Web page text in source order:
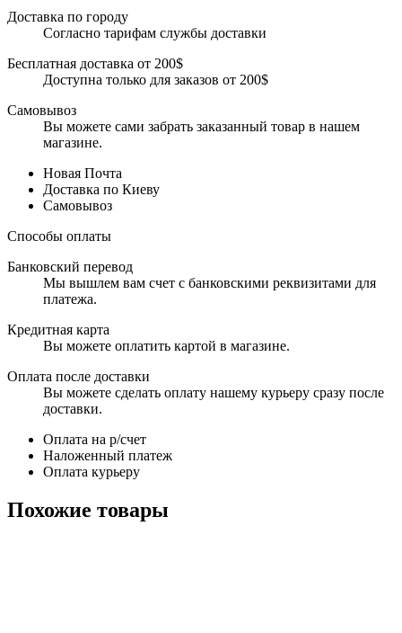
Доставка по городу
Согласно тарифам службы доставки
Бесплатная доставка от 200$
Доступна только для заказов от 200$
Самовывоз
Вы можете сами забрать заказанный товар в нашем
магазине.
Новая Почта
Доставка по Киеву
Самовывоз
Способы оплаты
Банковский перевод
Мы вышлем вам счет с банковскими реквизитами для
платежа.
Кредитная карта
Вы можете оплатить картой в магазине.
Оплата после доставки
Вы можете сделать оплату нашему курьеру сразу после
доставки.
Оплата на р/счет
Наложенный платеж
Оплата курьеру
Похожие товары